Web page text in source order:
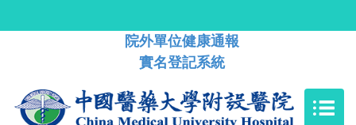
院外單位健康通報
實名登記系統